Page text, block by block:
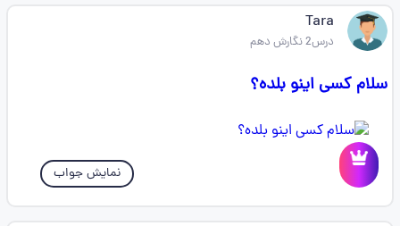
Tara
درس2 نگارش دهم
سلام کسی اینو بلده؟
نمایش جواب